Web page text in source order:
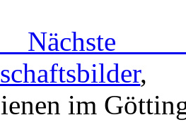
,
im